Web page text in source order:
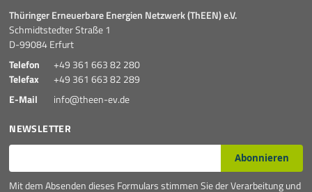
Mehr
Thüringer Erneuerbare Energien Netzwerk (ThEEN) e.V.
Schmidtstedter Straße 1
D-99084 Erfurt
Telefon
+49 361 663 82 280
Telefax
+49 361 663 82 289
E-Mail
info@theen-ev.de
NEWSLETTER
E-Mail* Abonnieren
Mit dem Absenden dieses Formulars stimmen Sie der Verarbeitung und